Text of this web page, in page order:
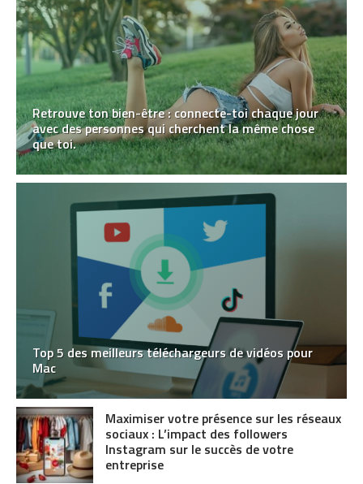
Retrouve ton bien-être : connecte-toi chaque jour
avec des personnes qui cherchent la même chose
que toi.
Top 5 des meilleurs téléchargeurs de vidéos pour
Mac
Maximiser votre présence sur les réseaux
sociaux : L’impact des followers
Instagram sur le succès de votre
entreprise